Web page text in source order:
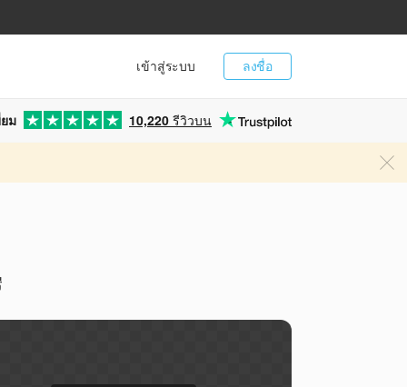
ลงชื่อ
เข้าสู่ระบบ
ม 10,220 รีวิวบน